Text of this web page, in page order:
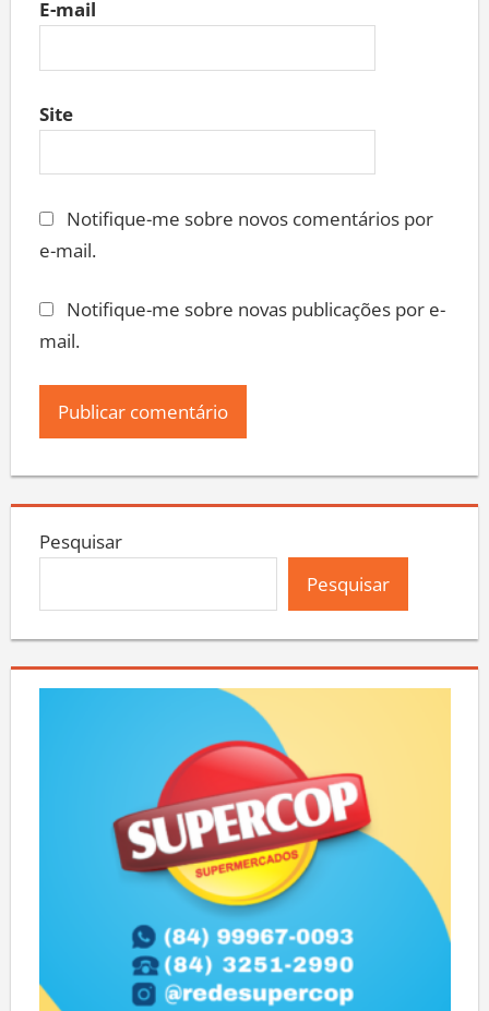
E-mail
Site
Notifique-me sobre novos comentários por
e-mail.
Notifique-me sobre novas publicações por e-
mail.
Pesquisar
Pesquisar